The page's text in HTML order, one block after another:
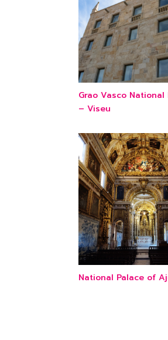
Grao Vasco National
– Viseu
National Palace of